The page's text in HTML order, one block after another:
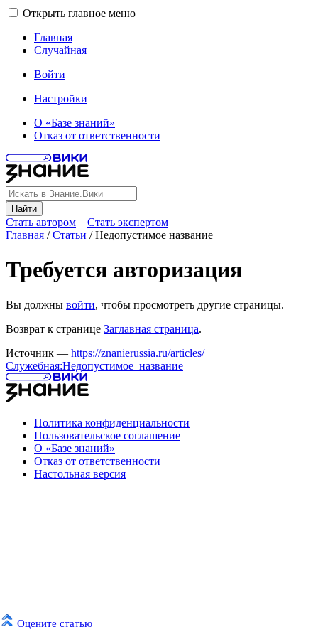
Открыть главное меню
Главная
Случайная
Войти
Настройки
О «Базе знаний»
Отказ от ответственности
Найти
Стать автором Стать экспертом
Оцените статью
Главная /Статьи /Недопустимое название
Требуется авторизация
Вы должны войти, чтобы просмотреть другие страницы.
Возврат к странице Заглавная страница.
Источник — https://znanierussia.ru/articles/
Служебная:Недопустимое_название
Политика конфиденциальности
Пользовательское соглашение
О «Базе знаний»
Отказ от ответственности
Настольная версия